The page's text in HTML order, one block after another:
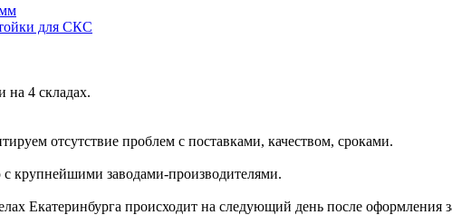
для СКС
на 4 складах.
отсутствие проблем с поставками, качеством, сроками.
крупнейшими заводами-производителями.
Екатеринбурга происходит на следующий день после оформления